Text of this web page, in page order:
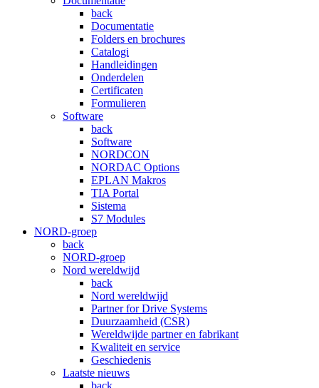
back
Documentatie
Folders en brochures
Catalogi
Handleidingen
Onderdelen
Certificaten
Formulieren
Software
back
Software
NORDCON
NORDAC Options
EPLAN Makros
TIA Portal
Sistema
S7 Modules
NORD-groep
back
NORD-groep
Nord wereldwijd
back
Nord wereldwijd
Partner for Drive Systems
Duurzaamheid (CSR)
Wereldwijde partner en fabrikant
Kwaliteit en service
Geschiedenis
Laatste nieuws
back